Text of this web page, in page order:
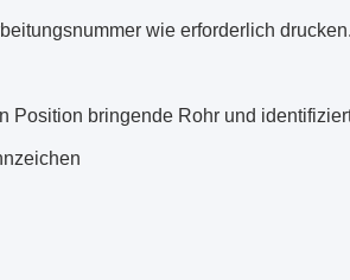
wie erforderlich
Position bringende Rohr und